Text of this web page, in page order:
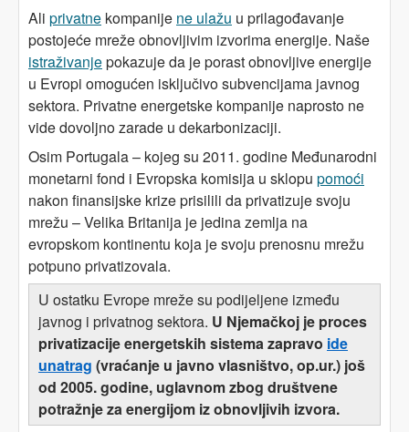
Ali privatne kompanije ne ulažu u prilagođavanje
postojeće mreže obnovljivim izvorima energije. Naše
istraživanjepokazuje da je porast obnovljive energije
u Evropi omogućen isključivo subvencijama javnog
sektora. Privatne energetske kompanije naprosto ne
vide dovoljno zarade u dekarbonizaciji.
Osim Portugala – kojeg su 2011. godine Međunarodni
monetarni fond i Evropska komisija u sklopu pomoći
nakon finansijske krize prisilili da privatizuje svoju
mrežu – Velika Britanija je jedina zemlja na
evropskom kontinentu koja je svoju prenosnu mrežu
potpuno privatizovala.
U ostatku Evrope mreže su podijeljene između
javnog i privatnog sektora. U Njemačkoj je proces
privatizacije energetskih sistema zapravo ide
unatrag (vraćanje u javno vlasništvo, op.ur.) još
od 2005. godine, uglavnom zbog društvene
potražnje za energijom iz obnovljivih izvora.